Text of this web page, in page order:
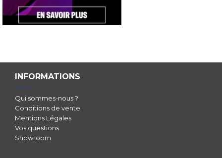
INFORMATIONS
Qui sommes-nous ?
Conditions de vente
Mentions Légales
Vos questions
Showroom